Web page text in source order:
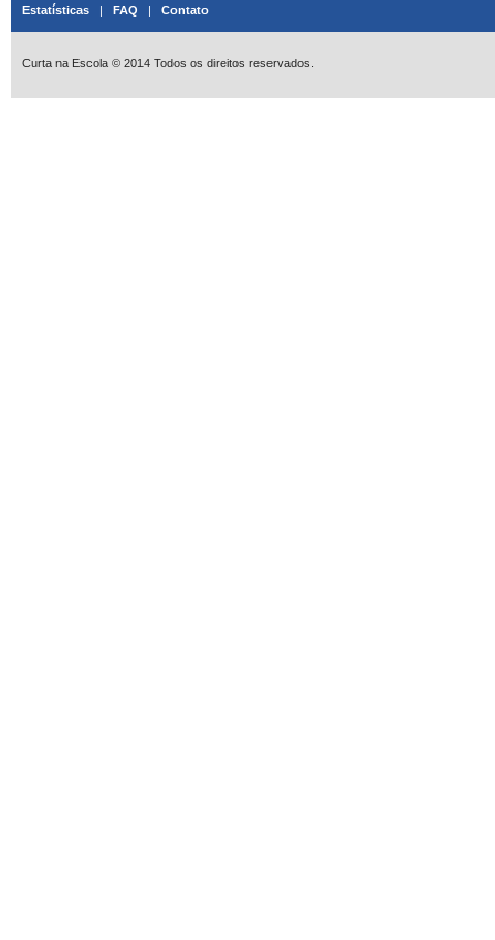
Estatísticas | FAQ | Contato
Curta na Escola © 2014 Todos os direitos reservados.